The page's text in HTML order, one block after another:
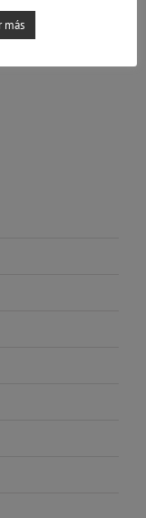
trabajo
más